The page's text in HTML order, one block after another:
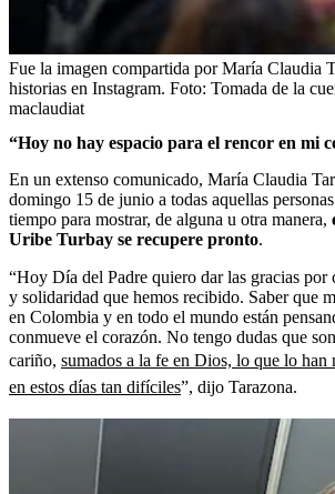
Fue la imagen compartida por María Claudia
historias en Instagram. Foto: Tomada de la
maclaudiat
“Hoy no hay espacio para el rencor en mi
En un extenso comunicado, María Claudia
domingo 15 de junio a todas aquellas
tiempo para mostrar, de alguna u otra manera,
Uribe Turbay se recupere pronto.
“Hoy Día del Padre quiero dar las gracias por
y solidaridad que hemos recibido. Saber que
en Colombia y en todo el mundo están
conmueve el corazón. No tengo dudas que
cariño, sumados a la fe en Dios, lo que lo han
en estos días tan difíciles”, dijo Tarazona.